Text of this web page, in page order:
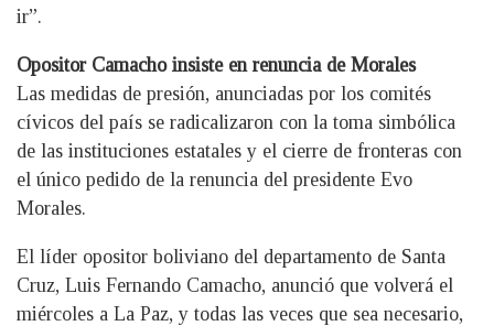
ir”.
Opositor Camacho insiste en renuncia de Morales
Las medidas de presión, anunciadas por los comités
cívicos del país se radicalizaron con la toma simbólica
de las instituciones estatales y el cierre de fronteras con
el único pedido de la renuncia del presidente Evo
Morales.
El líder opositor boliviano del departamento de Santa
Cruz, Luis Fernando Camacho, anunció que volverá el
miércoles a La Paz, y todas las veces que sea necesario,